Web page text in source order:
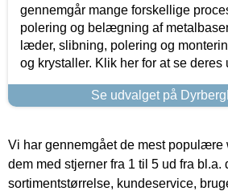
gennemgår mange forskellige
polering og belægning af
læder, slibning, polering og
og krystaller. Klik her for at se deres
Se udvalget på
Vi har gennemgået de mest populære
dem med stjerner fra 1 til 5 ud fra bl.a.
sortimentstørrelse, kundeservice,